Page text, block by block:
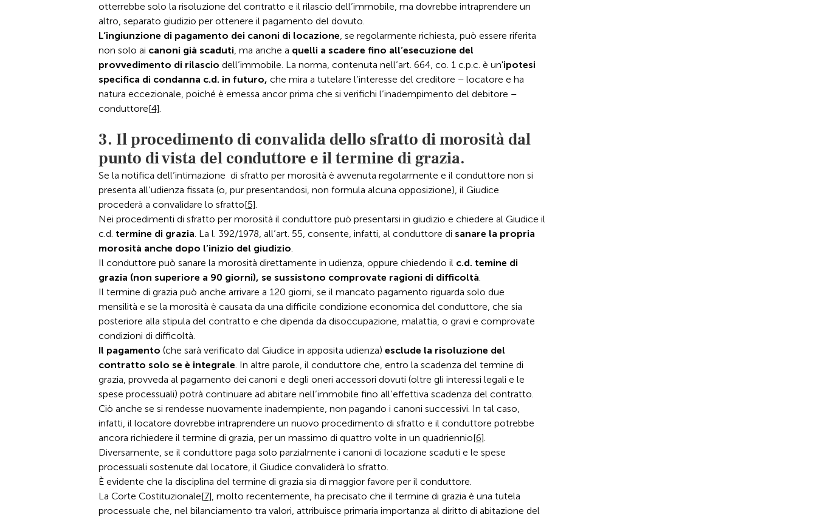
otterrebbe solo la risoluzione del contratto e il rilascio dell’immobile, ma dovrebbe intraprendere un
altro, separato giudizio per ottenere il pagamento del dovuto.
L’ingiunzione di pagamento dei canoni di locazione, se regolarmente richiesta, può essere riferita
non solo ai canoni già scaduti, ma anche a quelli a scadere fino all’esecuzione del
provvedimento di rilascio dell’immobile. La norma, contenuta nell’art. 664, co. 1 c.p.c. è un'ipotesi
specifica di condanna c.d. in futuro, che mira a tutelare l’interesse del creditore – locatore e ha
natura eccezionale, poiché è emessa ancor prima che si verifichi l’inadempimento del debitore –
conduttore[4].
3. Il procedimento di convalida dello sfratto di morosità dal
punto di vista del conduttore e il termine di grazia.
Se la notifica dell’intimazione di sfratto per morosità è avvenuta regolarmente e il conduttore non si
presenta all’udienza fissata (o, pur presentandosi, non formula alcuna opposizione), il Giudice
procederà a convalidare lo sfratto[5].
Nei procedimenti di sfratto per morosità il conduttore può presentarsi in giudizio e chiedere al Giudice il
c.d. termine di grazia. La l. 392/1978, all’art. 55, consente, infatti, al conduttore di sanare la propria
morosità anche dopo l’inizio del giudizio.
Il conduttore può sanare la morosità direttamente in udienza, oppure chiedendo il c.d. temine di
grazia (non superiore a 90 giorni), se sussistono comprovate ragioni di difficoltà.
Il termine di grazia può anche arrivare a 120 giorni, se il mancato pagamento riguarda solo due
mensilità e se la morosità è causata da una difficile condizione economica del conduttore, che sia
posteriore alla stipula del contratto e che dipenda da disoccupazione, malattia, o gravi e comprovate
condizioni di difficoltà.
Il pagamento (che sarà verificato dal Giudice in apposita udienza) esclude la risoluzione del
contratto solo se è integrale. In altre parole, il conduttore che, entro la scadenza del termine di
grazia, provveda al pagamento dei canoni e degli oneri accessori dovuti (oltre gli interessi legali e le
spese processuali) potrà continuare ad abitare nell’immobile fino all’effettiva scadenza del contratto.
Ciò anche se si rendesse nuovamente inadempiente, non pagando i canoni successivi. In tal caso,
infatti, il locatore dovrebbe intraprendere un nuovo procedimento di sfratto e il conduttore potrebbe
ancora richiedere il termine di grazia, per un massimo di quattro volte in un quadriennio[6].
Diversamente, se il conduttore paga solo parzialmente i canoni di locazione scaduti e le spese
processuali sostenute dal locatore, il Giudice convaliderà lo sfratto.
È evidente che la disciplina del termine di grazia sia di maggior favore per il conduttore.
La Corte Costituzionale[7], molto recentemente, ha precisato che il termine di grazia è una tutela
processuale che, nel bilanciamento tra valori, attribuisce primaria importanza al diritto di abitazione del